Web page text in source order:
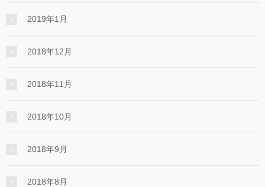
2019年1月
2018年12月
2018年11月
2018年10月
2018年9月
2018年8月